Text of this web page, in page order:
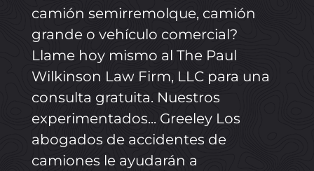
camión semirremolque, camión
grande o vehículo comercial?
Llame hoy mismo al The Paul
Wilkinson Law Firm, LLC para una
consulta gratuita. Nuestros
experimentados... GreeleyLos
abogados de accidentes de
camiones le ayudarán a